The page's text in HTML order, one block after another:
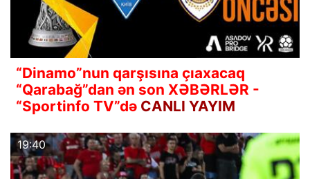
“Dinamo”nun qarşısına çıaxacaq
“Qarabağ”dan ən son XƏBƏRLƏR -
“Sportinfo TV”də CANLI YAYIM
19:40